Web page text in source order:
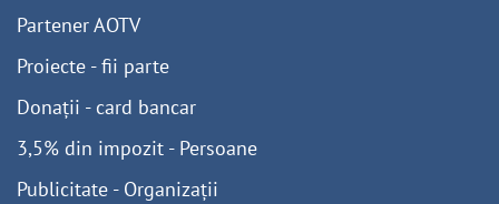
Partener AOTV
Proiecte - fii parte
Donații - card bancar
3,5% din impozit - Persoane
Publicitate - Organizații